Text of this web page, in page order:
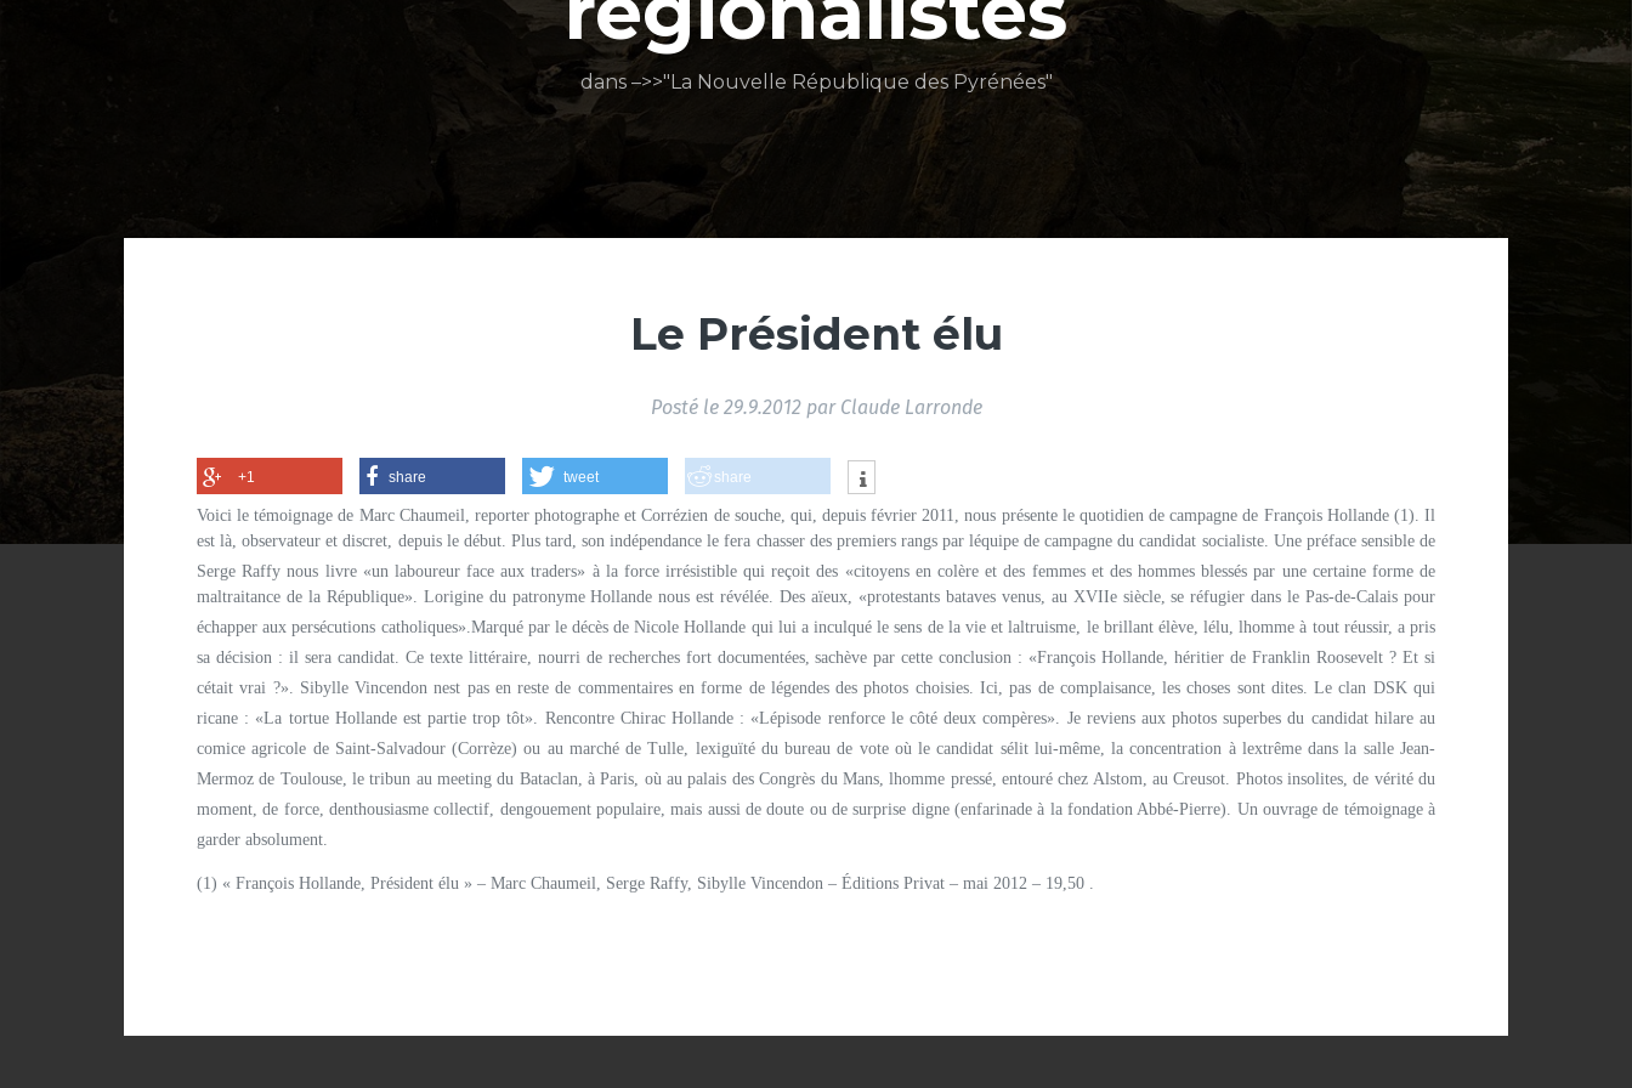
dans –>>"La Nouvelle République des Pyrénées"
Le Président élu
Posté le 29.9.2012par Claude Larronde
+1 share tweet share
Voici le témoignage de Marc Chaumeil, reporter photographe et Corrézien de souche, qui, depuis février 2011, nous présente le quotidien de campagne de François Hollande (1). Il
est là, observateur et discret, depuis le début. Plus tard, son indépendance le fera chasser des premiers rangs par léquipe de campagne du candidat socialiste. Une préface sensible de
Serge Raffy nous livre «un laboureur face aux traders» à la force irrésistible qui reçoit des «citoyens en colère et des femmes et des hommes blessés par une certaine forme de
maltraitance de la République». Lorigine du patronyme Hollande nous est révélée. Des aïeux, «protestants bataves venus, au XVIIe siècle, se réfugier dans le Pas-de-Calais pour
échapper aux persécutions catholiques».Marqué par le décès de Nicole Hollande qui lui a inculqué le sens de la vie et laltruisme, le brillant élève, lélu, lhomme à tout réussir, a pris
sa décision : il sera candidat. Ce texte littéraire, nourri de recherches fort documentées, sachève par cette conclusion : «François Hollande, héritier de Franklin Roosevelt ? Et si
cétait vrai ?». Sibylle Vincendon nest pas en reste de commentaires en forme de légendes des photos choisies. Ici, pas de complaisance, les choses sont dites. Le clan DSK qui
ricane : «La tortue Hollande est partie trop tôt». Rencontre Chirac Hollande : «Lépisode renforce le côté deux compères». Je reviens aux photos superbes du candidat hilare au
comice agricole de Saint-Salvadour (Corrèze) ou au marché de Tulle, lexiguïté du bureau de vote où le candidat sélit lui-même, la concentration à lextrême dans la salle Jean-
Mermoz de Toulouse, le tribun au meeting du Bataclan, à Paris, où au palais des Congrès du Mans, lhomme pressé, entouré chez Alstom, au Creusot. Photos insolites, de vérité du
moment, de force, denthousiasme collectif, dengouement populaire, mais aussi de doute ou de surprise digne (enfarinade à la fondation Abbé-Pierre). Un ouvrage de témoignage à
garder absolument.
(1) « François Hollande, Président élu » – Marc Chaumeil, Serge Raffy, Sibylle Vincendon – Éditions Privat – mai 2012 – 19,50 .